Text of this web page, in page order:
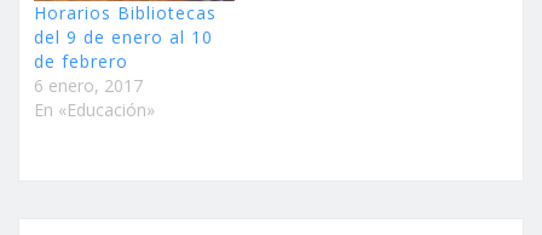
Horarios Bibliotecas
del 9 de enero al 10
de febrero
6 enero, 2017
En «Educación»